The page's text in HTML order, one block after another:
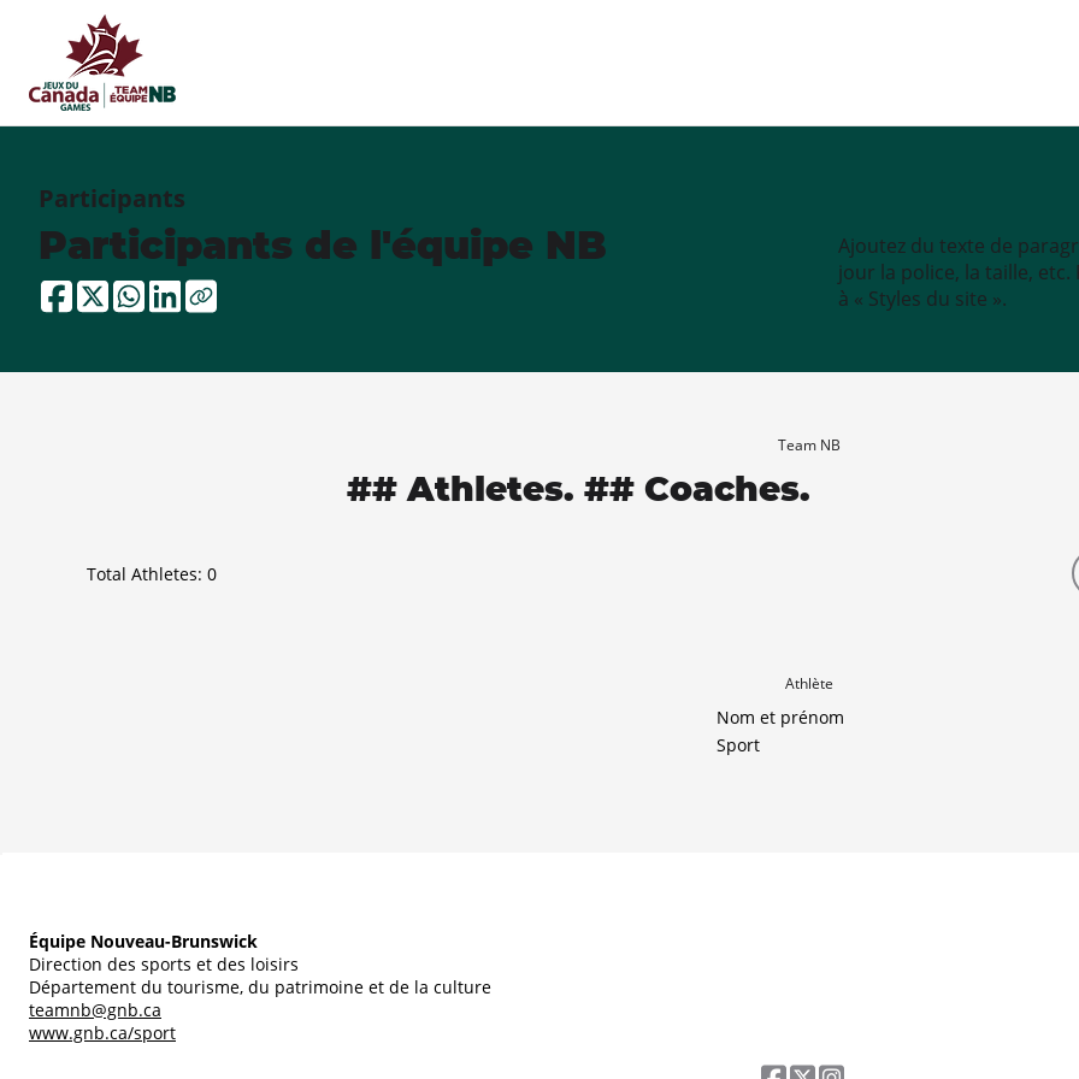
Participants
Participants de l'équipe NB
Ajoutez du texte de
jour la police, la taille,
à « Styles du site ».
Team NB
## Athletes. ## Coaches.
Total Athletes: 0
Athlète
Nom et prénom
Sport
Équipe Nouveau-Brunswick
Direction des sports et des loisirs
Département du tourisme, du patrimoine et de la culture
teamnb@gnb.ca
www.gnb.ca/sport